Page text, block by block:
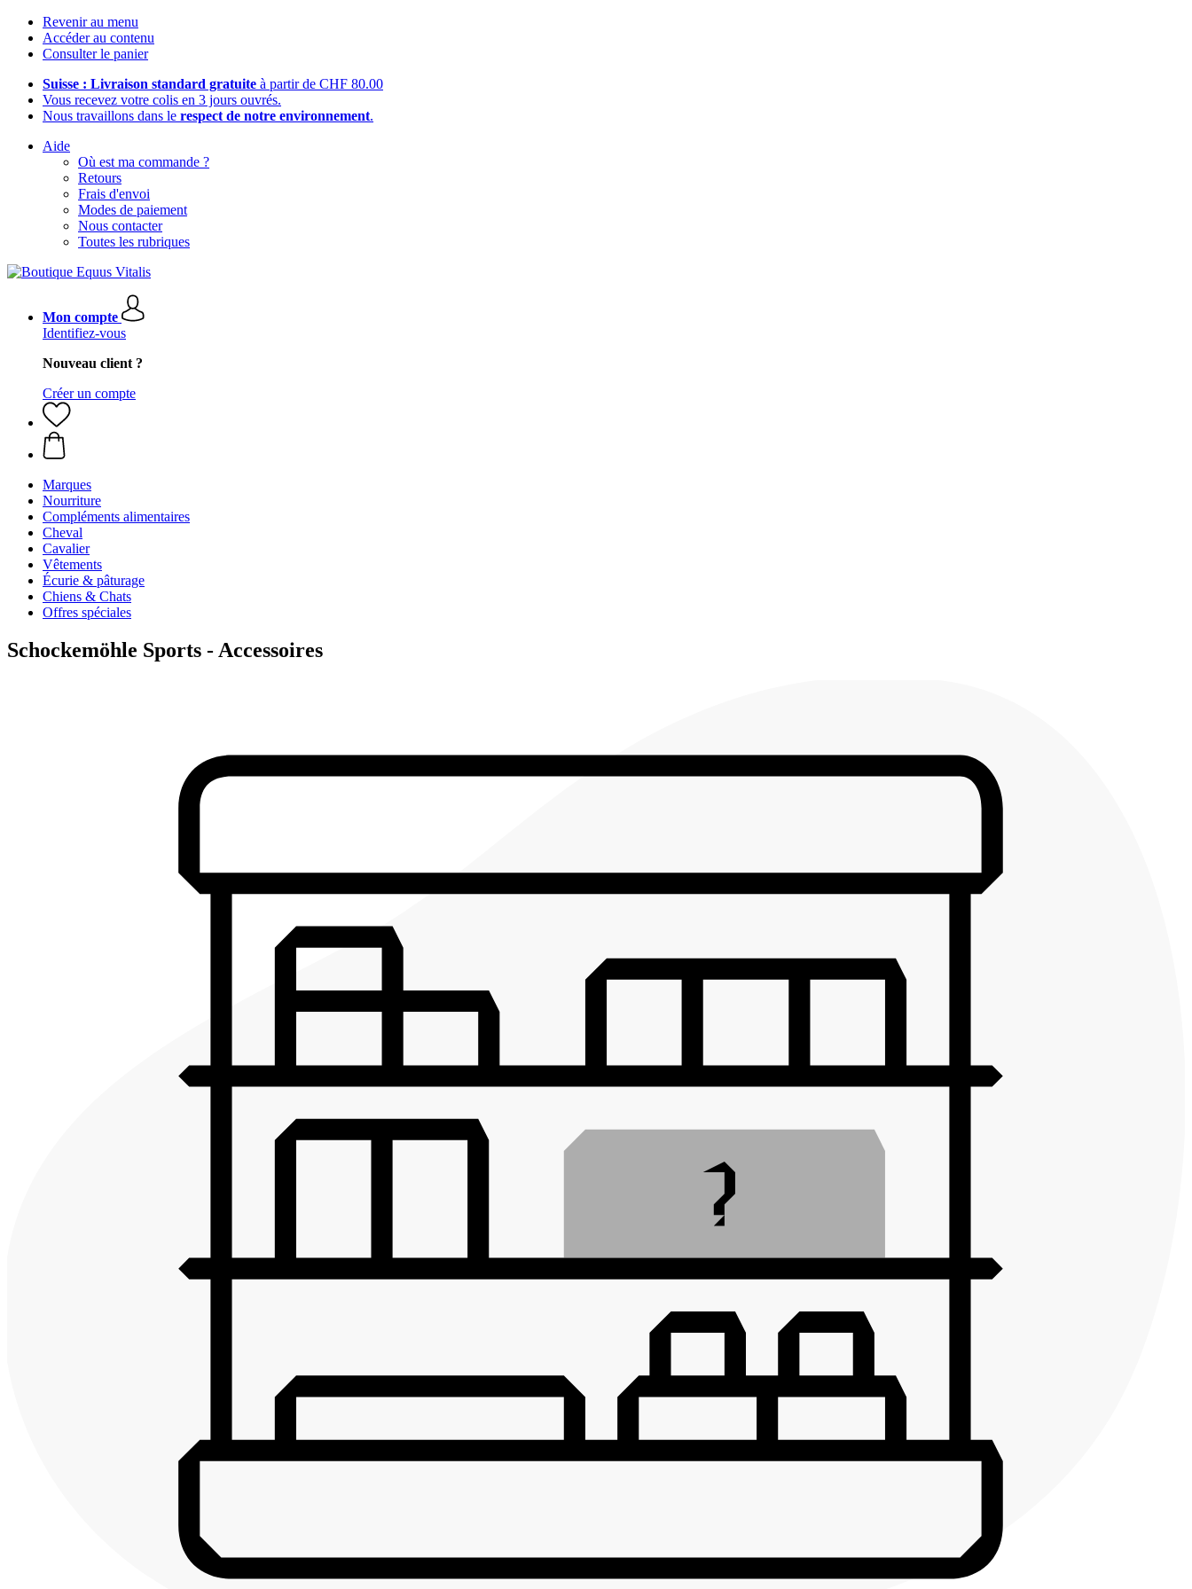
Revenir au menu
Accéder au contenu
Consulter le panier
Suisse : Livraison standard gratuite à partir de CHF 80.00
Vous recevez votre colis en 3 jours ouvrés.
Nous travaillons dans le respect de notre environnement.
Aide
Où est ma commande ?
Retours
Frais d'envoi
Modes de paiement
Nous contacter
Toutes les rubriques
Mon compte
Identifiez-vous
Nouveau client ?
Créer un compte
Marques
Nourriture
Compléments alimentaires
Cheval
Cavalier
Vêtements
Écurie & pâturage
Chiens & Chats
Offres spéciales
Schockemöhle Sports - Accessoires